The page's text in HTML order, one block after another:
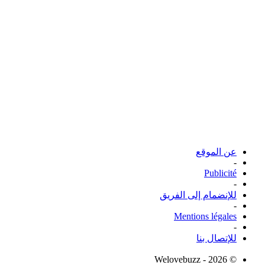
عن الموقع
-
Publicité
-
للإنضمام إلى الفريق
-
Mentions légales
-
للإتصال بنا
© Welovebuzz - 2026